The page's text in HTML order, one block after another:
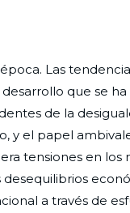
Las
que se
de la
y el papel
tensiones en los
a través de